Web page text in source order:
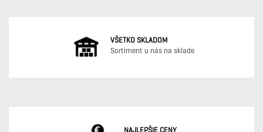
VŠETKO SKLADOM
Sortiment u nás na sklade
NAJLEPŠIE CENY